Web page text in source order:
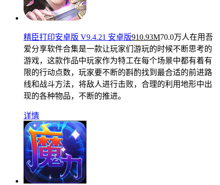
精臣打印安卓版 V9.4.21 安卓版910.93M70.0万人在用吾
爱分享软件合集是一款让玩家们游玩的时候不断思考的
游戏，这款作品中玩家作为特工在每个场景中都有着有
限的行动点数，玩家要不断的斟酌找到最合适的前进路
线和战斗方法，将敌人进行击败，合理的利用地形中出
现的各种物品，不断的推进。
详情